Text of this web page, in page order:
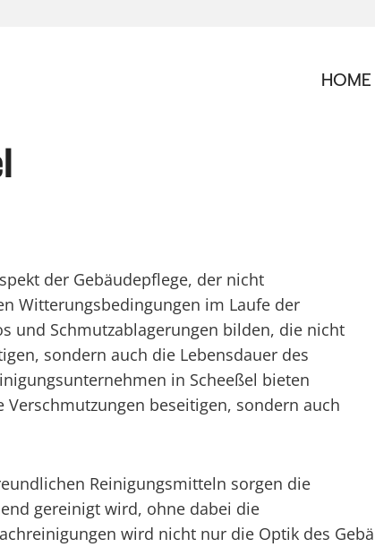
HOME
der Gebäudepflege, der nicht
Witterungsbedingungen im Laufe der
und Schmutzablagerungen bilden, die nicht
sondern auch die Lebensdauer des
in Scheeßel bieten
beseitigen, sondern auch
Reinigungsmitteln sorgen die
gereinigt wird, ohne dabei die
wird nicht nur die Optik des